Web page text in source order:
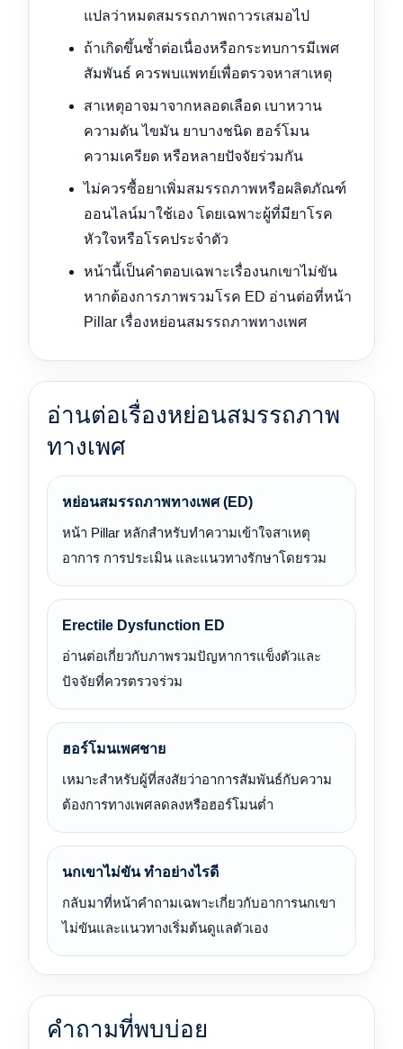
แปลว่าหมดสมรรถภาพถาวรเสมอไป
ถ้าเกิดขึ้นซ้ำต่อเนื่องหรือกระทบการมีเพศ
สัมพันธ์ ควรพบแพทย์เพื่อตรวจหาสาเหตุ
สาเหตุอาจมาจากหลอดเลือด เบาหวาน
ความดัน ไขมัน ยาบางชนิด ฮอร์โมน
ความเครียด หรือหลายปัจจัยร่วมกัน
ไม่ควรซื้อยาเพิ่มสมรรถภาพหรือผลิตภัณฑ์
ออนไลน์มาใช้เอง โดยเฉพาะผู้ที่มียาโรค
หัวใจหรือโรคประจำตัว
หน้านี้เป็นคำตอบเฉพาะเรื่องนกเขาไม่ขัน
หากต้องการภาพรวมโรค ED อ่านต่อที่หน้า
Pillar เรื่องหย่อนสมรรถภาพทางเพศ
อ่านต่อเรื่องหย่อนสมรรถภาพ
ทางเพศ
หย่อนสมรรถภาพทางเพศ (ED)
หน้า Pillar หลักสำหรับทำความเข้าใจสาเหตุ
อาการ การประเมิน และแนวทางรักษาโดยรวม
Erectile Dysfunction ED
อ่านต่อเกี่ยวกับภาพรวมปัญหาการแข็งตัวและ
ปัจจัยที่ควรตรวจร่วม
ฮอร์โมนเพศชาย
เหมาะสำหรับผู้ที่สงสัยว่าอาการสัมพันธ์กับความ
ต้องการทางเพศลดลงหรือฮอร์โมนต่ำ
นกเขาไม่ขัน ทำอย่างไรดี
กลับมาที่หน้าคำถามเฉพาะเกี่ยวกับอาการนกเขา
ไม่ขันและแนวทางเริ่มต้นดูแลตัวเอง
คำถามที่พบบ่อย